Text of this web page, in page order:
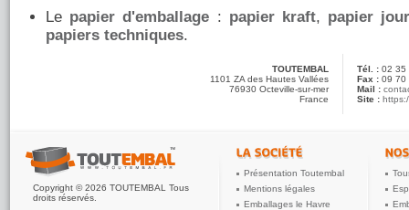
Le papier d'emballage : papier kraft, papier
papiers techniques.
TOUTEMBAL
1101 ZA des Hautes Vallées
76930 Octeville-sur-mer
France
Tél. : 02 35
Fax : 09 70
Mail :
Site :
Copyright © 2026 TOUTEMBAL Tous
droits réservés.
Présentation Toutembal
Mentions légales
Emballages le Havre